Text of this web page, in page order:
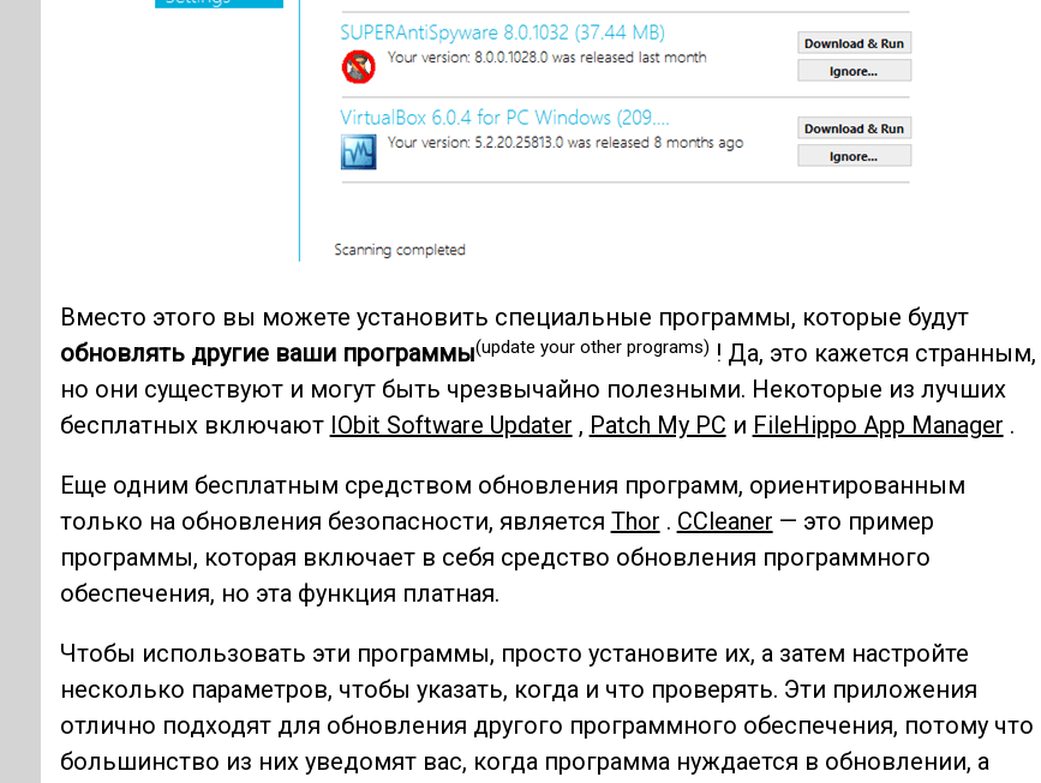
Вместо этого вы можете установить специальные программы, которые будут
обновлять другие ваши программы(update your other programs) ! Да, это кажется странным,
но они существуют и могут быть чрезвычайно полезными. Некоторые из лучших
бесплатных включают IObit Software Updater , Patch My PC и FileHippo App Manager .
Еще одним бесплатным средством обновления программ, ориентированным
только на обновления безопасности, является Thor . CCleaner — это пример
программы, которая включает в себя средство обновления программного
обеспечения, но эта функция платная.
Чтобы использовать эти программы, просто установите их, а затем настройте
несколько параметров, чтобы указать, когда и что проверять. Эти приложения
отлично подходят для обновления другого программного обеспечения, потому что
большинство из них уведомят вас, когда программа нуждается в обновлении, а